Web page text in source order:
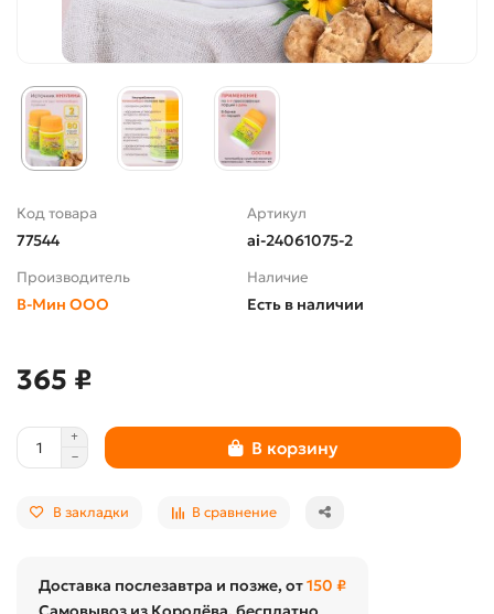
Код товара
77544
Артикул
ai-24061075-2
Производитель
В-Мин ООО
Наличие
Есть в наличии
365 ₽
В корзину
В закладки В сравнение
Доставка послезавтра и позже, от150 ₽